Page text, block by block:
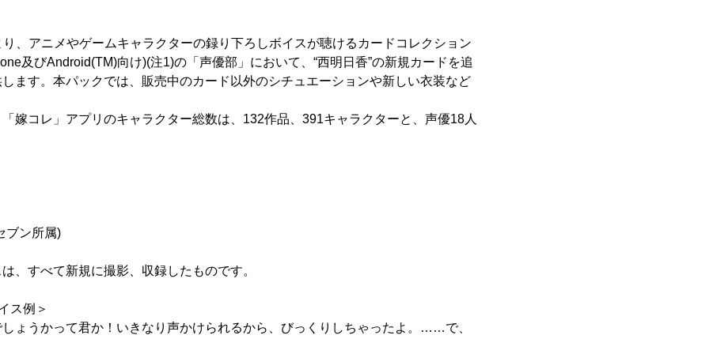
、アニメやゲームキャラクターの録り下ろしボイスが聴けるカードコレクション
及びAndroid(TM)向け)(注1)の「声優部」において、“西明日香”の新規カードを追
ます。本パックでは、販売中のカード以外のシチュエーションや新しい衣装など
嫁コレ」アプリのキャラクター総数は、132作品、391キャラクターと、声優18人
ブン所属)
、すべて新規に撮影、収録したものです。
ス例＞
ょうかって君か！いきなり声かけられるから、びっくりしちゃったよ。……で、